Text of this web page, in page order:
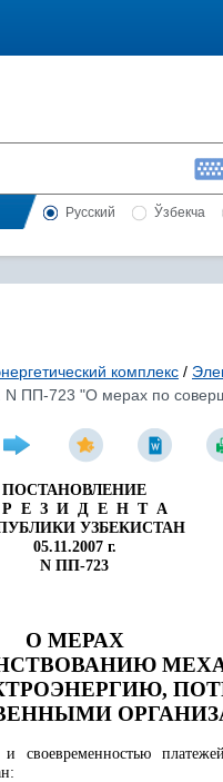
Русский Ўзбекча
комплекс /
N ПП-723 "О мерах по
ПОСТАНОВЛЕНИЕ
Е З И Д Е Н Т А
УЗБЕКИСТАН
05.11.2007 г.
N ПП-723
О МЕРАХ